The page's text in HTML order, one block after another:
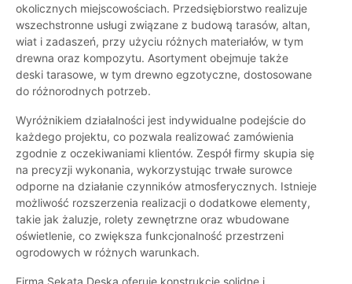
okolicznych miejscowościach. Przedsiębiorstwo realizuje
wszechstronne usługi związane z budową tarasów, altan,
wiat i zadaszeń, przy użyciu różnych materiałów, w tym
drewna oraz kompozytu. Asortyment obejmuje także
deski tarasowe, w tym drewno egzotyczne, dostosowane
do różnorodnych potrzeb.
Wyróżnikiem działalności jest indywidualne podejście do
każdego projektu, co pozwala realizować zamówienia
zgodnie z oczekiwaniami klientów. Zespół firmy skupia się
na precyzji wykonania, wykorzystując trwałe surowce
odporne na działanie czynników atmosferycznych. Istnieje
możliwość rozszerzenia realizacji o dodatkowe elementy,
takie jak żaluzje, rolety zewnętrzne oraz wbudowane
oświetlenie, co zwiększa funkcjonalność przestrzeni
ogrodowych w różnych warunkach.
Firma Sękata Deska oferuje konstrukcje solidne i